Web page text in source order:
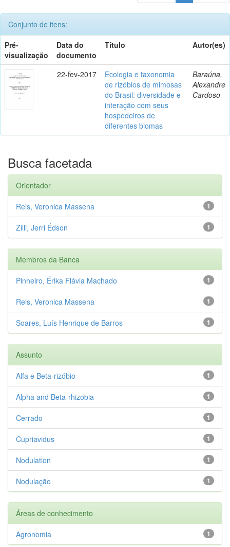
Conjunto de itens:
Pré-
visualização
Data do
documento
Título Autor(es)
22-fev-2017
Ecologia e taxonomia
de rizóbios de mimosas
do Brasil: diversidade e
interação com seus
hospedeiros de
diferentes biomas
Baraúna,
Alexandre
Cardoso
Busca facetada
Orientador
1
Reis, Veronica Massena
1
Zilli, Jerri Édson
Membros da Banca
1
Pinheiro, Érika Flávia Machado
1
Reis, Veronica Massena
1
Soares, Luís Henrique de Barros
Assunto
1
Alfa e Beta-rizóbio
1
Alpha and Beta-rhizobia
1
Cerrado
1
Cupriavidus
1
Nodulation
1
Nodulação
Áreas de conhecimento
1
Agronomia